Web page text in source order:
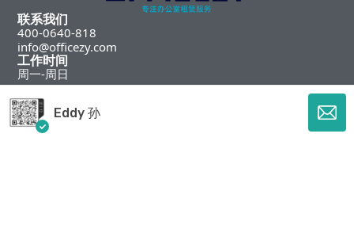
联系我们
400-0640-818
info@officezy.com
工作时间
周一-周日
09:00 am – 09:00 pm
微信
Eddy 孙